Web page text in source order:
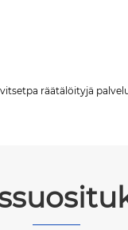
räätälöityjä